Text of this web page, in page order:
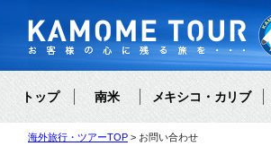
トップ 南米 メキシコ・カリブ
海外旅行・ツアーTOP お問い合わせ